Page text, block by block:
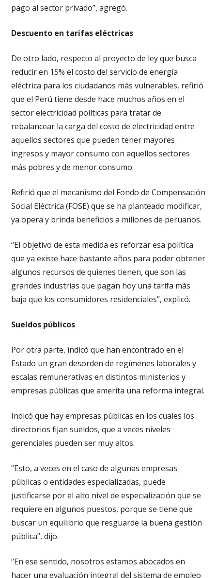
pago al sector privado”, agregó.
Descuento en tarifas eléctricas
De otro lado, respecto al proyecto de ley que busca
reducir en 15% el costo del servicio de energía
eléctrica para los ciudadanos más vulnerables, refirió
que el Perú tiene desde hace muchos años en el
sector electricidad políticas para tratar de
rebalancear la carga del costo de electricidad entre
aquellos sectores que pueden tener mayores
ingresos y mayor consumo con aquellos sectores
más pobres y de menor consumo.
Refirió que el mecanismo del Fondo de Compensación
Social Eléctrica (FOSE) que se ha planteado modificar,
ya opera y brinda beneficios a millones de peruanos.
“El objetivo de esta medida es reforzar esa política
que ya existe hace bastante años para poder obtener
algunos recursos de quienes tienen, que son las
grandes industrias que pagan hoy una tarifa más
baja que los consumidores residenciales”, explicó.
Sueldos públicos
Por otra parte, indicó que han encontrado en el
Estado un gran desorden de regímenes laborales y
escalas remunerativas en distintos ministerios y
empresas públicas que amerita una reforma integral.
Indicó que hay empresas públicas en los cuales los
directorios fijan sueldos, que a veces niveles
gerenciales pueden ser muy altos.
“Esto, a veces en el caso de algunas empresas
públicas o entidades especializadas, puede
justificarse por el alto nivel de especialización que se
requiere en algunos puestos, porque se tiene que
buscar un equilibrio que resguarde la buena gestión
pública”, dijo.
“En ese sentido, nosotros estamos abocados en
hacer una evaluación integral del sistema de empleo